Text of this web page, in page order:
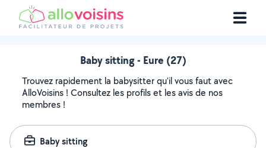
Baby sitting - Eure (27)
Trouvez rapidement la babysitter qu'il vous faut avec
AlloVoisins ! Consultez les profils et les avis de nos
membres !
Baby sitting